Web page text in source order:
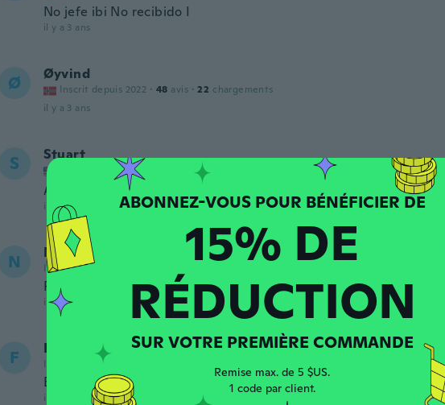
No jefe ibi No recibido I
il y a 3 ans
Ø Øyvind
Inscrit depuis 2022 · 48 avis · 22 chargements
il y a 3 ans
S Stuart
Inscrit depuis 2017 · 188
Arrived early. Beautiful colors!
il y a 3 ans
N Naldito
Inscrit depuis 2019
Perfecto
il y a 3 ans
F Fernando
Inscrit depuis 2018
Exelente, justo lo que esperaba
il y a 3 ans
15% DE
RÉDUCTION
SUR VOTRE PREMIÈRE COMMANDE
Remise max. de 5 $US.
1 code par client.